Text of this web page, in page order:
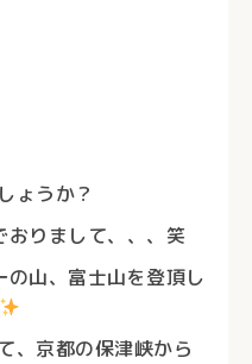
ょうか？
りまして、、、笑
山、富士山を登頂し
、京都の保津峡から